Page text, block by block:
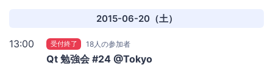
2015-06-20（土）
13:00 受付終了 18人の参加者
Qt 勉強会 #24 @Tokyo